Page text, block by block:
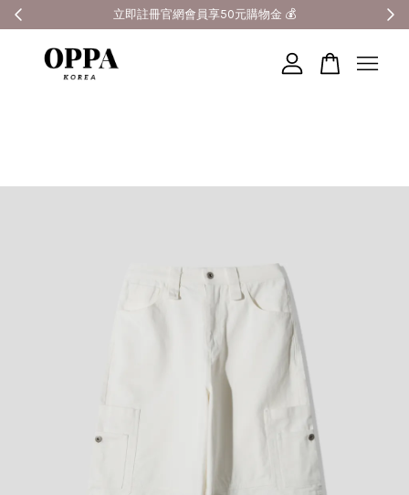
全館滿3000元超商免運 🚚